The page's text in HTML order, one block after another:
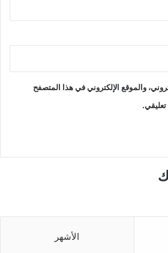
والموقع الإلكتروني في هذا المتصفح
تعليقي.
الأشهر